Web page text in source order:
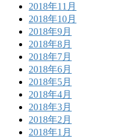
2018年11月
2018年10月
2018年9月
2018年8月
2018年7月
2018年6月
2018年5月
2018年4月
2018年3月
2018年2月
2018年1月